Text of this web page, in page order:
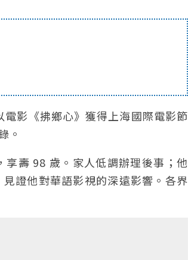
影《拂鄉心》獲得上海國際電影節
。
壽 98 歲。家人低調辦理後事；他
證他對華語影視的深遠影響。各界